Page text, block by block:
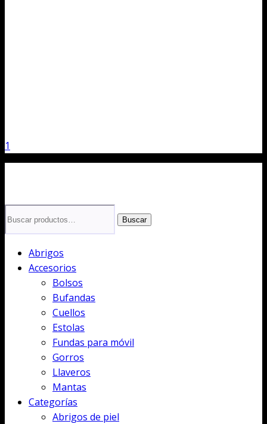
1
por:
Buscar
Abrigos
Accesorios
Bolsos
Bufandas
Cuellos
Estolas
Fundas para móvil
Gorros
Llaveros
Mantas
Categorías
Abrigos de piel